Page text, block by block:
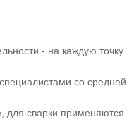
- на каждую точку
со средней
для сварки применяются